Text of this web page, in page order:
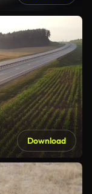
Download